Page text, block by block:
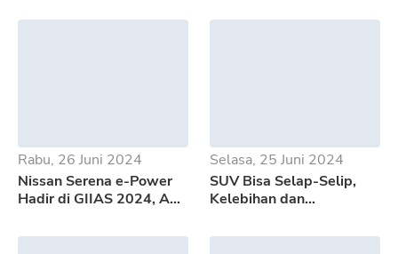
Rabu, 26 Juni 2024
Nissan Serena e-Power
Hadir di GIIAS 2024, Apa
Selasa, 25 Juni 2024
SUV Bisa Selap-Selip,
Kelebihan dan
500